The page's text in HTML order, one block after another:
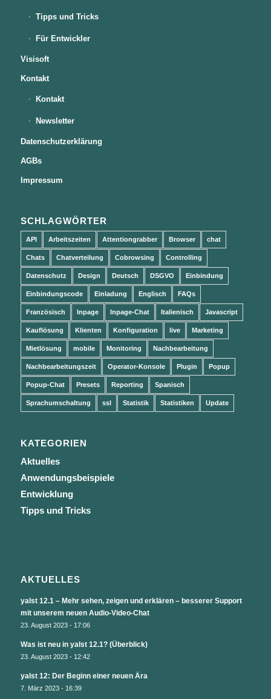
Tipps und Tricks
Für Entwickler
Visisoft
Kontakt
Kontakt
Newsletter
Datenschutzerklärung
AGBs
Impressum
SCHLAGWÖRTER
API Arbeitszeiten Attentiongrabber Browser chat
Chats Chatverteilung Cobrowsing Controlling
Datenschutz Design Deutsch DSGVO Einbindung
Einbindungscode Einladung Englisch FAQs
Französisch Inpage Inpage-Chat Italienisch Javascript
Kauflösung Klienten Konfiguration live Marketing
Mietlösung mobile Monitoring Nachbearbeitung
Nachbearbeitungszeit Operator-Konsole Plugin Popup
Popup-Chat Presets Reporting Spanisch
Sprachumschaltung ssl Statistik Statistiken Update
KATEGORIEN
Aktuelles
Anwendungsbeispiele
Entwicklung
Tipps und Tricks
AKTUELLES
yalst 12.1 – Mehr sehen, zeigen und erklären – besserer Support
mit unserem neuen Audio-Video-Chat
23. August 2023 - 17:06
Was ist neu in yalst 12.1? (Überblick)
23. August 2023 - 12:42
yalst 12: Der Beginn einer neuen Ära
7. März 2023 - 16:39